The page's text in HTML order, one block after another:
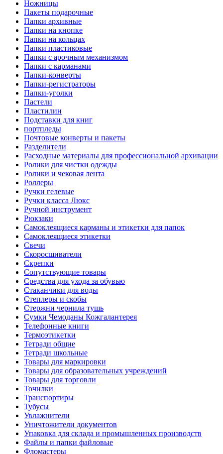
Ножницы
Пакеты подарочные
Папки архивные
Папки на кнопке
Папки на кольцах
Папки пластиковые
Папки с арочным механизмом
Папки с карманами
Папки-конверты
Папки-регистраторы
Папки-уголки
Пастели
Пластилин
Подставки для книг
портпледы
Почтовые конверты и пакеты
Разделители
Расходные материалы для профессиональной архивации
Ролики для чистки одежды
Ролики и чековая лента
Роллеры
Ручки гелевые
Ручки класса Люкс
Ручной инструмент
Рюкзаки
Самоклеящиеся карманы и этикетки для папок
Самоклеящиеся этикетки
Свечи
Скоросшиватели
Скрепки
Сопутствующие товары
Средства для ухода за обувью
Стаканчики для воды
Степлеры и скобы
Стержни чернила тушь
Сумки Чемоданы Кожгалантерея
Телефонные книги
Термоэтикетки
Тетради общие
Тетради школьные
Товары для маркировки
Товары для образовательных учреждений
Товары для торговли
Точилки
Транспортиры
Тубусы
Увлажнители
Уничтожители документов
Упаковка для склада и промышленных производств
Файлы и папки файловые
Фломастеры